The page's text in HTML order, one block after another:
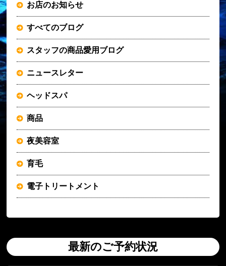
お店のお知らせ
すべてのブログ
スタッフの商品愛用ブログ
ニュースレター
ヘッドスパ
商品
夜美容室
育毛
電子トリートメント
最新のご予約状況